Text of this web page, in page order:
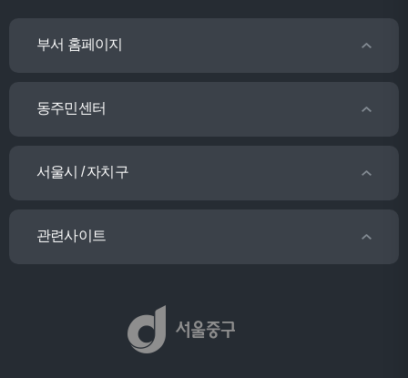
부서 홈페이지
동주민센터
서울시 / 자치구
관련사이트